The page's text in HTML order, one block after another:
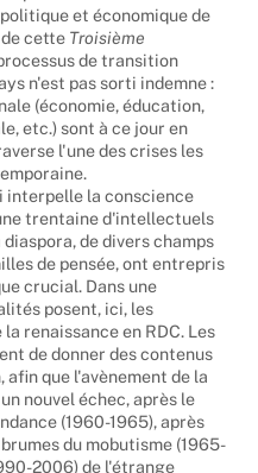
pourtant au coeur de la
et économique de
de cetteTroisième
de transition
n'est pas sorti indemne :
(économie, éducation,
etc.) sont à ce jour en
l'une des crises les
interpelle la conscience
trentaine d'intellectuels
de divers champs
de pensée, ont entrepris
crucial. Dans une
posent, ici, les
renaissance en RDC. Les
de donner des contenus
que l'avènement de la
nouvel échec, après le
(1960-1965), après
du mobutisme (1965-